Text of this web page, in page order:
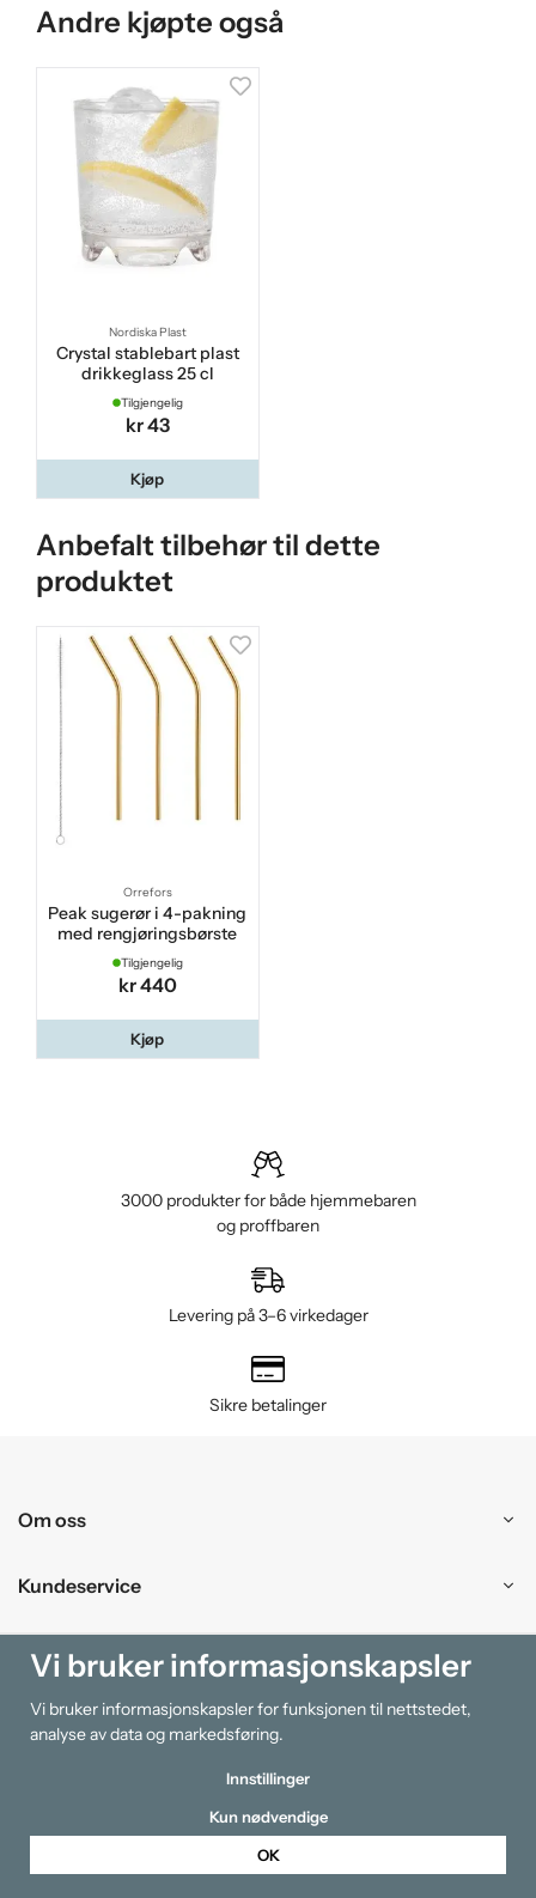
Andre kjøpte også
Nordiska Plast
Crystal stablebart plast
drikkeglass 25 cl
Tilgjengelig
kr 43
Kjøp
Anbefalt tilbehør til dette
produktet
Orrefors
Peak sugerør i 4-pakning
med rengjøringsbørste
Tilgjengelig
kr 440
Kjøp
3000 produkter for både hjemmebaren
og proffbaren
Levering på 3–6 virkedager
Sikre betalinger
Om oss
Kundeservice
Kjøpesenter
Information
Vi bruker informasjonskapsler
Vi bruker informasjonskapsler for funksjonen til nettstedet,
analyse av data og markedsføring.
Innstillinger
Kun nødvendige
OK